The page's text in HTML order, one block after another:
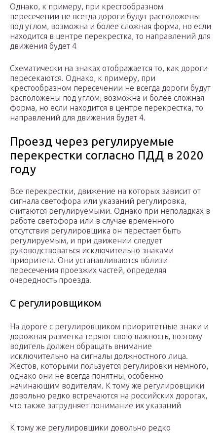
Однако, к примеру, при крестообразном
пересечении не всегда дороги будут расположены
под углом, возможна и более сложная форма, но если
находится в центре перекрестка, то направлений для
движения будет 4
Схематически на знаках отображается то, как дороги
пересекаются. Однако, к примеру, при
крестообразном пересечении не всегда дороги будут
расположены под углом, возможна и более сложная
форма, но если находится в центре перекрестка, то
направлений для движения будет 4.
Проезд через регулируемые
перекрестки согласно ПДД в 2020
году
Все перекрестки, движение на которых зависит от
сигнала светофора или указаний регулировка,
считаются регулируемыми. Однако при неполадках в
работе светофора или в случае временного
отсутствия регулировщика он перестает быть
регулируемым, и при движении следует
руководствоваться исключительно знаками
приоритета. Они устанавливаются вблизи
пересечения проезжих частей, определяя
очередность проезда.
С регулировщиком
На дороге с регулировщиком приоритетные знаки и
дорожная разметка теряют свою важность, поэтому
водитель должен обращать внимание
исключительно на сигналы должностного лица.
Жестов, которыми пользуется регулировки немного,
однако они не всегда понятны, особенно
начинающим водителям. К тому же регулировщики
довольно редко встречаются на российских дорогах,
что также затрудняет понимание их указаний
К тому же регулировщики довольно редко